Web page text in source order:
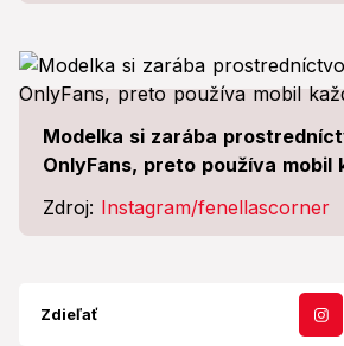
Modelka si zarába
OnlyFans, preto používa mobil
Zdroj: Instagram/fenellascorner
Zdieľať